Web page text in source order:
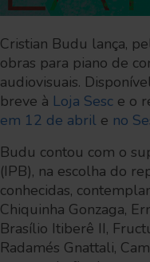
Cristian Budu lança,
obras para piano de
audiovisuais.
breve à Loja Sesc e o
em 12 de abril e no
Budu contou com o
(IPB), na escolha do
conhecidas,
Chiquinha Gonzaga,
Brasílio Itiberê II,
Radamés Gnattali,